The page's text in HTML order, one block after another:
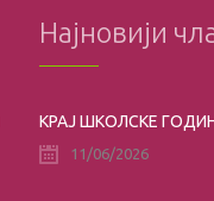
Најновији
КРАЈ ШКОЛСКЕ
11/06/2026